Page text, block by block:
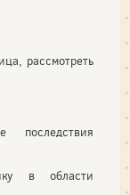
рассмотреть
последствия
в области